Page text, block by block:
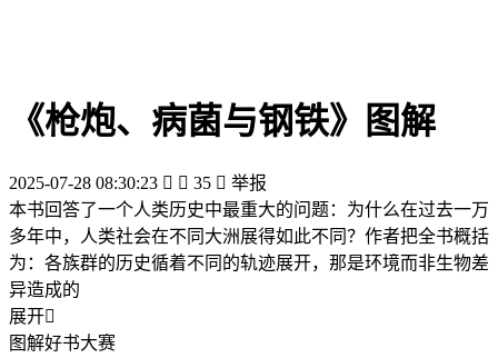
《枪炮、病菌与钢铁》图解
2025-07-28 08:30:23   35  举报
本书回答了一个人类历史中最重大的问题：为什么在过去一万
多年中，人类社会在不同大洲展得如此不同？作者把全书概括
为：各族群的历史循着不同的轨迹展开，那是环境而非生物差
异造成的
展开
图解好书大赛